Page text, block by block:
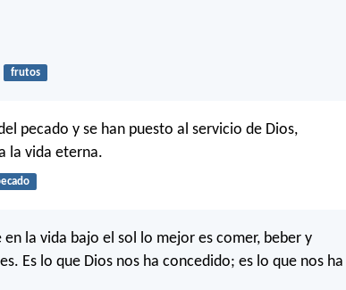
frutos
pecado y se han puesto al servicio de Dios,
la vida eterna.
la vida bajo el sol lo mejor es comer, beber y
Es lo que Dios nos ha concedido; es lo que nos ha